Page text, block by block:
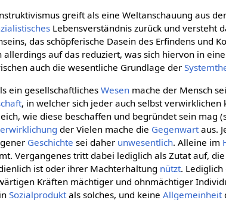
greift als eine Weltanschauung aus
Lebensverständnis zurück und versteht
das schöpferische Dasein des Erfindens und
allerdings auf das reduziert, was sich hiervon in
auch die wesentliche Grundlage der
ein gesellschaftlichesWesen mache der Mensch
, in welcher sich jeder auch selbst
wie diese beschaffen und begründet sein mag
der Vielen mache die Gegenwart aus.
Geschichte sei daher unwesentlich. Alleine im
Vergangenes tritt dabei lediglich als Zutat auf,
ist oder ihrer Machterhaltung nützt.
Kräften mächtiger und ohnmächtiger
Sozialprodukt als solches, und keineAllgemeinheit